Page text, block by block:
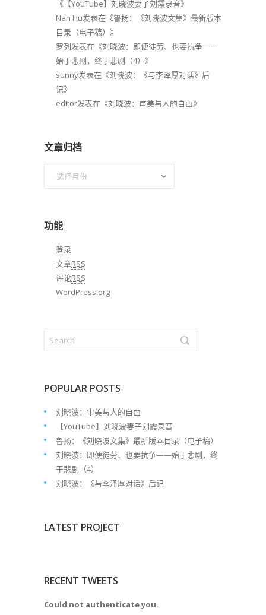
《 【YouTube】刘晓波妻子刘霞录音》
Nan Hu发表在《鲁扬：《刘晓波文集》最新版本
目录（电子稿） 》
罗列发表在《刘晓波：即便徒劳、也要抗争——
始于悲剧，终于悲剧（4） 》
sunny发表在《刘晓波：《与李泽厚对话》后
记》
editor发表在《刘晓波：审美与人的自由》
文章归档
功能
登录
文章RSS
评论RSS
WordPress.org
POPULAR POSTS
刘晓波：审美与人的自由
【YouTube】刘晓波妻子刘霞录音
鲁扬：《刘晓波文集》最新版本目录（电子稿）
刘晓波：即便徒劳、也要抗争——始于悲剧，终
于悲剧（4）
刘晓波：《与李泽厚对话》后记
LATEST PROJECT
RECENT TWEETS
Could not authenticate you.